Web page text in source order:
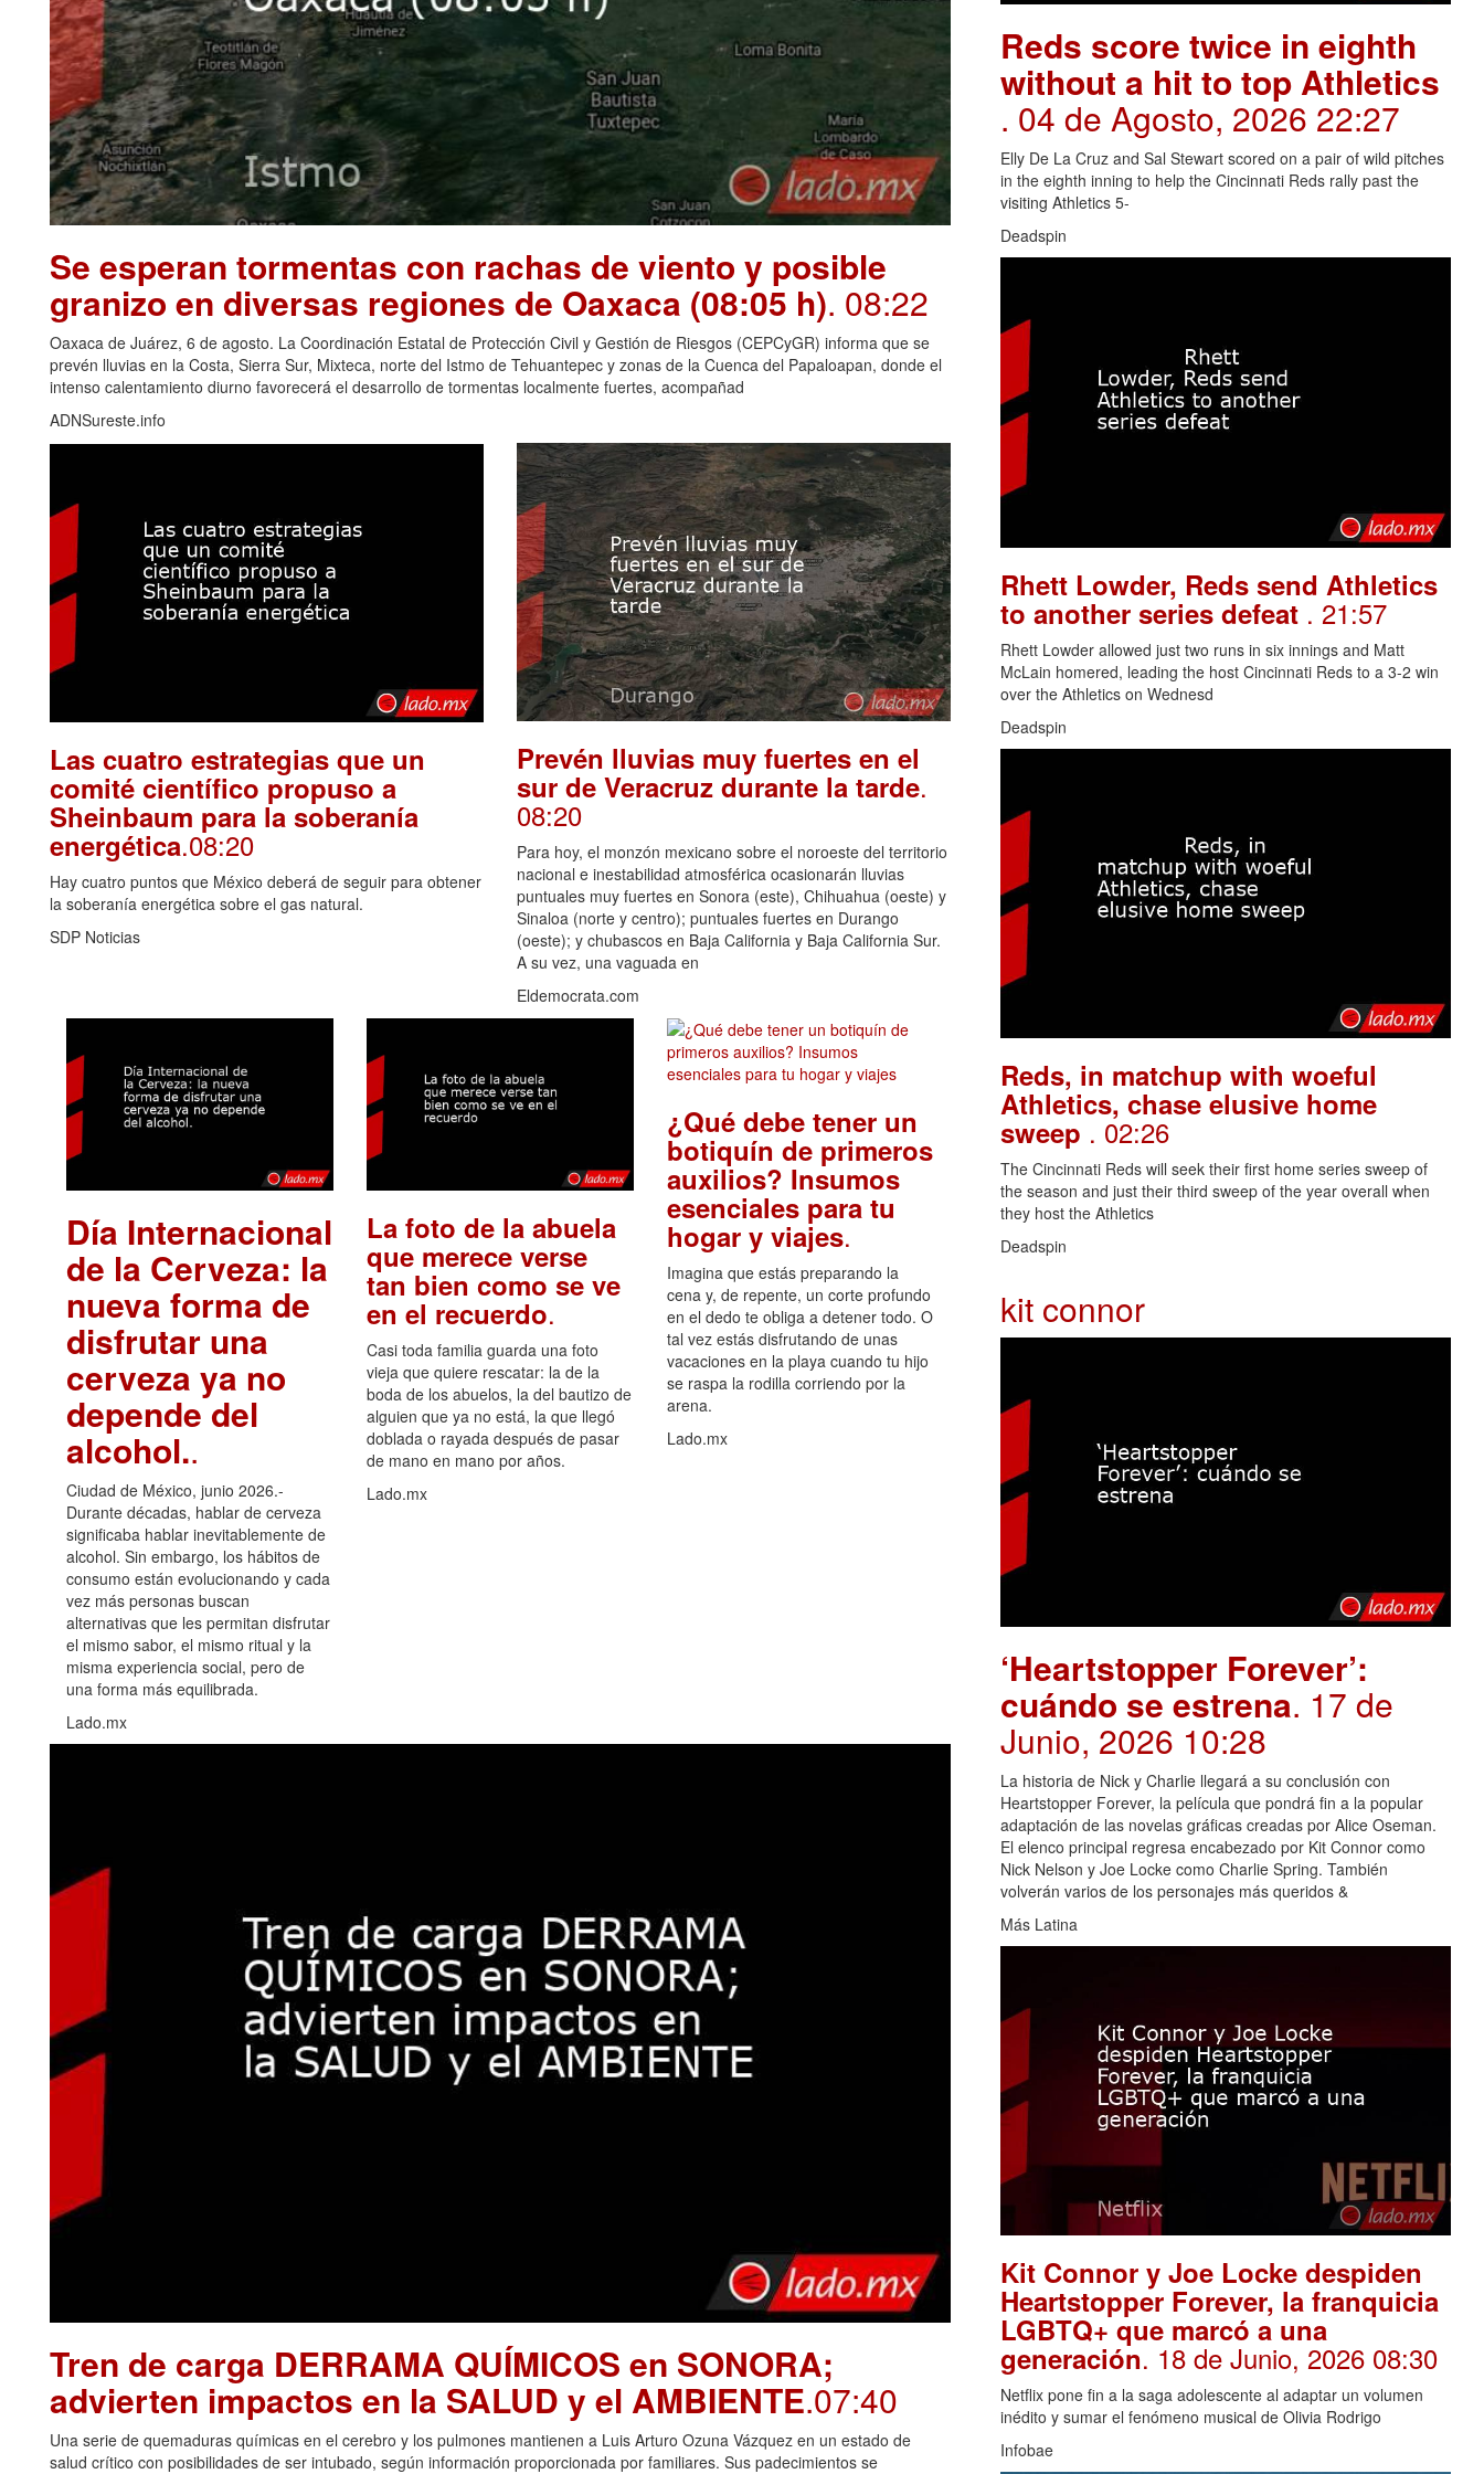
Se esperan tormentas con rachas de viento y posible
granizo en diversas regiones de Oaxaca (08:05 h). 08:22
Oaxaca de Juárez, 6 de agosto. La Coordinación Estatal de Protección Civil y Gestión de Riesgos (CEPCyGR) informa que se
prevén lluvias en la Costa, Sierra Sur, Mixteca, norte del Istmo de Tehuantepec y zonas de la Cuenca del Papaloapan, donde el
intenso calentamiento diurno favorecerá el desarrollo de tormentas localmente fuertes, acompañad
ADNSureste.info
Las cuatro estrategias que un
comité científico propuso a
Sheinbaum para la soberanía
energética.08:20
Hay cuatro puntos que México deberá de seguir para obtener
la soberanía energética sobre el gas natural.
SDP Noticias
Prevén lluvias muy fuertes en el
sur de Veracruz durante la tarde.
08:20
Para hoy, el monzón mexicano sobre el noroeste del territorio
nacional e inestabilidad atmosférica ocasionarán lluvias
puntuales muy fuertes en Sonora (este), Chihuahua (oeste) y
Sinaloa (norte y centro); puntuales fuertes en Durango
(oeste); y chubascos en Baja California y Baja California Sur.
A su vez, una vaguada en
Eldemocrata.com
Día Internacional
de la Cerveza: la
nueva forma de
disfrutar una
cerveza ya no
depende del
alcohol..
Ciudad de México, junio 2026.-
Durante décadas, hablar de cerveza
significaba hablar inevitablemente de
alcohol. Sin embargo, los hábitos de
consumo están evolucionando y cada
vez más personas buscan
alternativas que les permitan disfrutar
el mismo sabor, el mismo ritual y la
misma experiencia social, pero de
una forma más equilibrada.
Lado.mx
La foto de la abuela
que merece verse
tan bien como se ve
en el recuerdo.
Casi toda familia guarda una foto
vieja que quiere rescatar: la de la
boda de los abuelos, la del bautizo de
alguien que ya no está, la que llegó
doblada o rayada después de pasar
de mano en mano por años.
Lado.mx
¿Qué debe tener un
botiquín de primeros
auxilios? Insumos
esenciales para tu
hogar y viajes.
Imagina que estás preparando la
cena y, de repente, un corte profundo
en el dedo te obliga a detener todo. O
tal vez estás disfrutando de unas
vacaciones en la playa cuando tu hijo
se raspa la rodilla corriendo por la
arena.
Lado.mx
Tren de carga DERRAMA QUÍMICOS en SONORA;
advierten impactos en la SALUD y el AMBIENTE.07:40
Una serie de quemaduras químicas en el cerebro y los pulmones mantienen a Luis Arturo Ozuna Vázquez en un estado de
salud crítico con posibilidades de ser intubado, según información proporcionada por familiares. Sus padecimientos se
Reds score twice in eighth
without a hit to top Athletics
. 04 de Agosto, 2026 22:27
Elly De La Cruz and Sal Stewart scored on a pair of wild pitches
in the eighth inning to help the Cincinnati Reds rally past the
visiting Athletics 5-
Deadspin
Rhett Lowder, Reds send Athletics
to another series defeat . 21:57
Rhett Lowder allowed just two runs in six innings and Matt
McLain homered, leading the host Cincinnati Reds to a 3-2 win
over the Athletics on Wednesd
Deadspin
Reds, in matchup with woeful
Athletics, chase elusive home
sweep . 02:26
The Cincinnati Reds will seek their first home series sweep of
the season and just their third sweep of the year overall when
they host the Athletics
Deadspin
kit connor
‘Heartstopper Forever’:
cuándo se estrena. 17 de
Junio, 2026 10:28
La historia de Nick y Charlie llegará a su conclusión con
Heartstopper Forever, la película que pondrá fin a la popular
adaptación de las novelas gráficas creadas por Alice Oseman.
El elenco principal regresa encabezado por Kit Connor como
Nick Nelson y Joe Locke como Charlie Spring. También
volverán varios de los personajes más queridos &
Más Latina
Kit Connor y Joe Locke despiden
Heartstopper Forever, la franquicia
LGBTQ+ que marcó a una
generación. 18 de Junio, 2026 08:30
Netflix pone fin a la saga adolescente al adaptar un volumen
inédito y sumar el fenómeno musical de Olivia Rodrigo
Infobae